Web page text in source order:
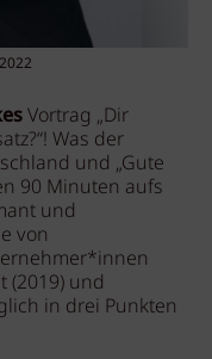
Vortrag „Dir
Was der
und „Gute
90 Minuten aufs
und
von
(2019) und
in drei Punkten